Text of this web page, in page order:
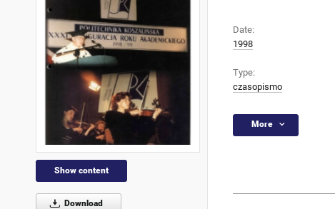
Show content
Download
Date:
1998
Type:
czasopismo
More